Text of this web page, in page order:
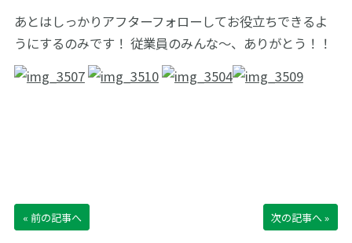
あとはしっかりアフターフォローしてお役立ちできるよ
うにするのみです！ 従業員のみんな～、ありがとう！！
« 前の記事へ 次の記事へ »